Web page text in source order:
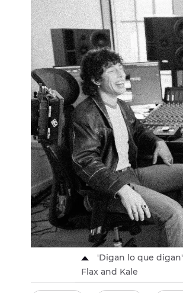
'Digan lo que
Flax and Kale